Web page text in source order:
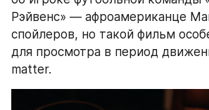
Рэйвенс» — афроамериканце
спойлеров, но такой фильм
для просмотра в период
matter.